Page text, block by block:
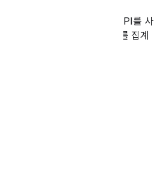
에 가입한 콘텐츠 소유자는 API를 사
YouTube 채널의 분석 데이터를 집계